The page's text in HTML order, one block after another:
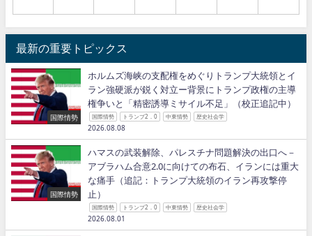
最新の重要トピックス
国際情勢
ホルムズ海峡の支配権をめぐりトランプ大統領とイ
ラン強硬派が鋭く対立ー背景にトランプ政権の主導
権争いと「精密誘導ミサイル不足」（校正追記中）
国際情勢 トランプ2．0 中東情勢 歴史社会学
2026.08.08
国際情勢
ハマスの武装解除、パレスチナ問題解決の出口へ－
アブラハム合意2.0に向けての布石、イランには重大
な痛手（追記：トランプ大統領のイラン再攻撃停
止）
国際情勢 トランプ2．0 中東情勢 歴史社会学
2026.08.01